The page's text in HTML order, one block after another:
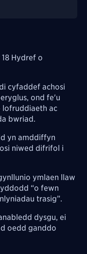
Hydref o
cyfaddef achosi
ond fe'u
lofruddiaeth ac
bwriad.
yn amddiffyn
niwed difrifol i
ymlaen llaw
“o fewn
trasig”.
dysgu, ei
oedd ganddo